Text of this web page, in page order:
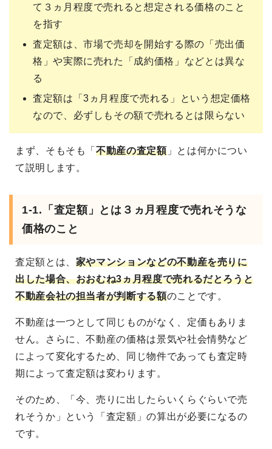
て３ヵ月程度で売れると想定される価格のこと
を指す
査定額は、市場で売却を開始する際の「売出価
格」や実際に売れた「成約価格」などとは異な
る
査定額は「3ヵ月程度で売れる」という想定価格
なので、必ずしもその額で売れるとは限らない
まず、そもそも「不動産の査定額」とは何かについ
て説明します。
1-1.「査定額」とは３ヵ月程度で売れそうな
価格のこと
査定額とは、 家やマンションなどの不動産を売りに
出した場合、おおむね3ヵ月程度で売れるだとろうと
不動産会社の担当者が判断する額のことです。
不動産は一つとして同じものがなく、定価もありま
せん。さらに、不動産の価格は景気や社会情勢など
によって変化するため、同じ物件であっても査定時
期によって査定額は変わります。
そのため、「今、売りに出したらいくらぐらいで売
れそうか」という「査定額」の算出が必要になるの
です。